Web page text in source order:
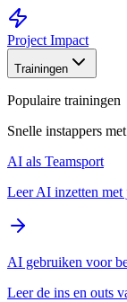
Project Impact
Trainingen
Populaire trainingen
Snelle instappers
AI als Teamsport
Leer AI inzetten met
AI gebruiken voor
Leer de ins en outs